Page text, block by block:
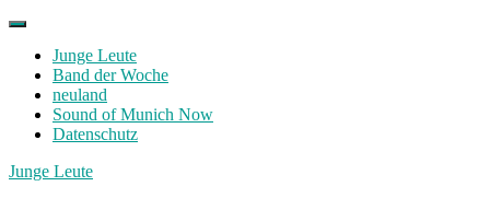
Skip
contentJunge Leute
Band der Woche
neuland
Sound of Munich Now
Datenschutz
Facebook
Twitter
Instagram
Junge Leute